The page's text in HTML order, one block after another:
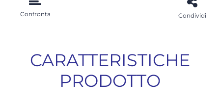
Confronta Condividi
CARATTERISTICHE
PRODOTTO